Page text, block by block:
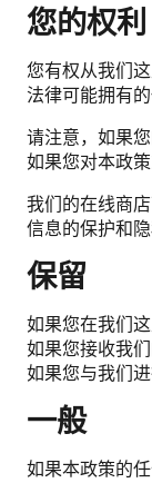
您的权利
您有权从我们
法律可能拥有
请注意，如果
如果您对本政
我们的在线商
信息的保护和
保留
如果您在我们
如果您接收我
如果您与我们
一般
如果本政策的